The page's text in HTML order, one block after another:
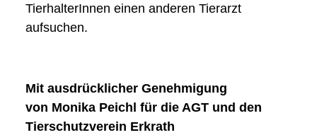
TierhalterInnen einen anderen Tierarzt
aufsuchen.
Mit ausdrücklicher Genehmigung
von Monika Peichl für die AGT und den
Tierschutzverein Erkrath